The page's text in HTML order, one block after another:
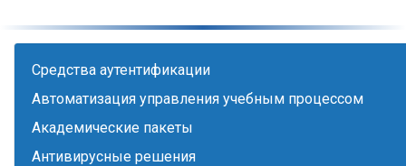
Cредства аутентификации
Автоматизация управления учебным процессом
Академические пакеты
Антивирусные решения